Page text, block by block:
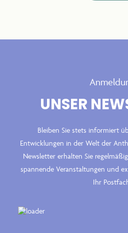
UNSER
Bleiben Sie stets informiert
Entwicklungen in der Welt der
Newsletter erhalten Sie
spannende Veranstaltungen und
Ihr